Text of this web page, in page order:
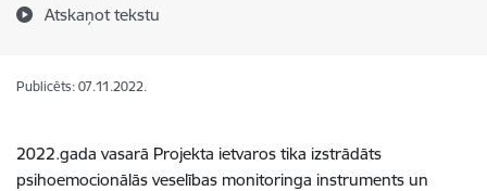
Atskaņot tekstu
Publicēts: 07.11.2022.
2022.gada vasarā Projekta ietvaros tika izstrādāts
psihoemocionālās veselības monitoringa instruments un